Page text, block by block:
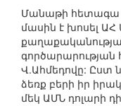
Մանաթի հետագա
մասին է խոսել
Վ.Ահմեդովը: Ըստ
ձեռք բերի իր
մեկ ԱՄՆ դոլարի